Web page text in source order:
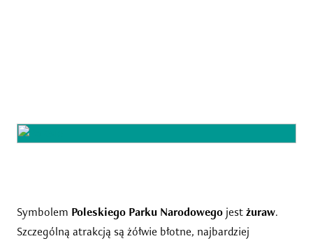
Symbolem Poleskiego Parku Narodowego jestżuraw.
Szczególną atrakcją są żółwie błotne, najbardziej